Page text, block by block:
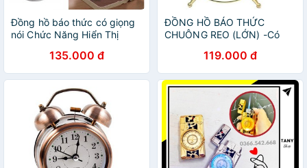
Đồng hồ báo thức có giọng
nói Chức Năng Hiển Thị
135.000 đ
ĐỒNG HỒ BÁO THỨC
CHUÔNG REO (LỚN) -Có
HÀNG CHUẨN119.000 đ